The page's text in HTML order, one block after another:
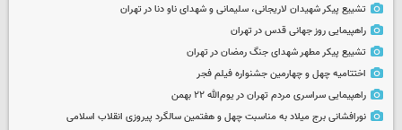
تشییع پیکر شهیدان لاریجانی، سلیمانی و شهدای ناو دنا در تهران
راهپیمایی روز جهانی قدس در تهران
تشییع پیکر مطهر شهدای جنگ رمضان در تهران
اختتامیه چهل و چهارمین جشنواره فیلم فجر
راهپیمایی سراسری مردم تهران در یوم‌الله ۲۲ بهمن
نورافشانی برج میلاد به مناسبت چهل‌ و هفتمین سالگرد پیروزی انقلاب اسلامی